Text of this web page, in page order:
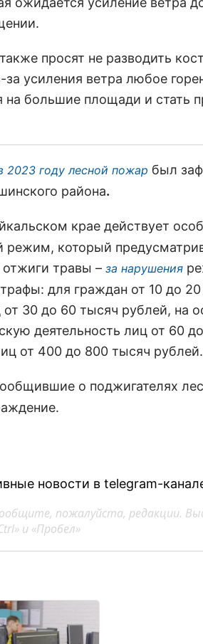
просят не разводить
усиления ветра любое
на большие площади и стать
году лесной пожар был
района.
крае действует
который
травы – за нарушения
для граждан от 10 до
30 до 60 тысяч рублей, на
деятельность лиц от 60
от 400 до 800 тысяч рублей.
о поджигателях
новости в telegram-
пожалуйста, редакции.
и «Пробел»